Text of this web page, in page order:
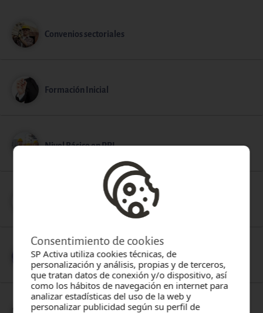
Convenios sectoriales
Formación Inicial
Nivel Básico en PRL
Seguridad Equipos Automotores
Trabajos de Especial Peligrosidad
Consentimiento de cookies
SP Activa utiliza cookies técnicas, de
personalización y análisis, propias y de terceros,
que tratan datos de conexión y/o dispositivo, así
como los hábitos de navegación en internet para
analizar estadísticas del uso de la web y
personalizar publicidad según su perfil de